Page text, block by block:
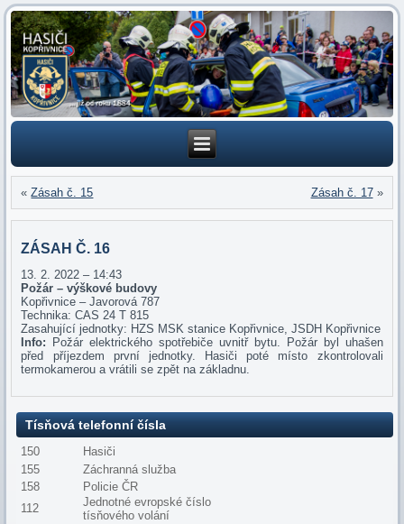
«Zásah č. 15 Zásah č. 17»
ZÁSAH Č. 16
13. 2. 2022 – 14:43
Požár – výškové budovy
Kopřivnice – Javorová 787
Technika: CAS 24 T 815
Zasahující jednotky: HZS MSK stanice Kopřivnice, JSDH Kopřivnice
Info: Požár elektrického spotřebiče uvnitř bytu. Požár byl uhašen
před příjezdem první jednotky. Hasiči poté místo zkontrolovali
termokamerou a vrátili se zpět na základnu.
Tísňová telefonní čísla
150
Hasiči
155
Záchranná služba
158
Policie ČR
112
Jednotné evropské číslo
tísňového volání